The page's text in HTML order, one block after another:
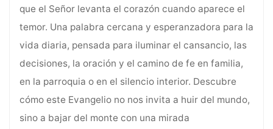
que el Señor levanta el corazón cuando aparece el
temor. Una palabra cercana y esperanzadora para la
vida diaria, pensada para iluminar el cansancio, las
decisiones, la oración y el camino de fe en familia,
en la parroquia o en el silencio interior. Descubre
cómo este Evangelio no nos invita a huir del mundo,
sino a bajar del monte con una mirada